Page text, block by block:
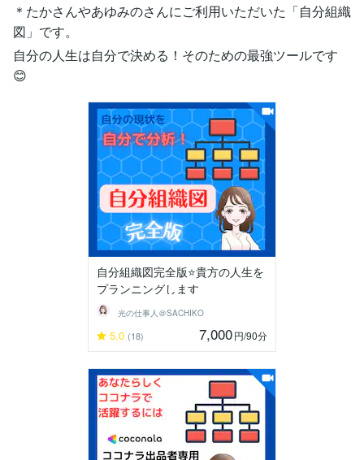
＊たかさんやあゆみのさんにご利用いただいた「自分組織
図」です。
自分の人生は自分で決める！そのための最強ツールです
😊
自分組織図完全版⭐️貴方の人生を
プランニングします
光の仕事人＠SACHIKO
5.0 (18) 7,000円/90分